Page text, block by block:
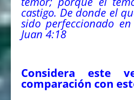
castigo. De donde el
sido perfeccionado
Juan 4:18
Considera este
comparación con